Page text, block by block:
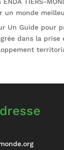
un monde
Un Guide pour
dans la prise